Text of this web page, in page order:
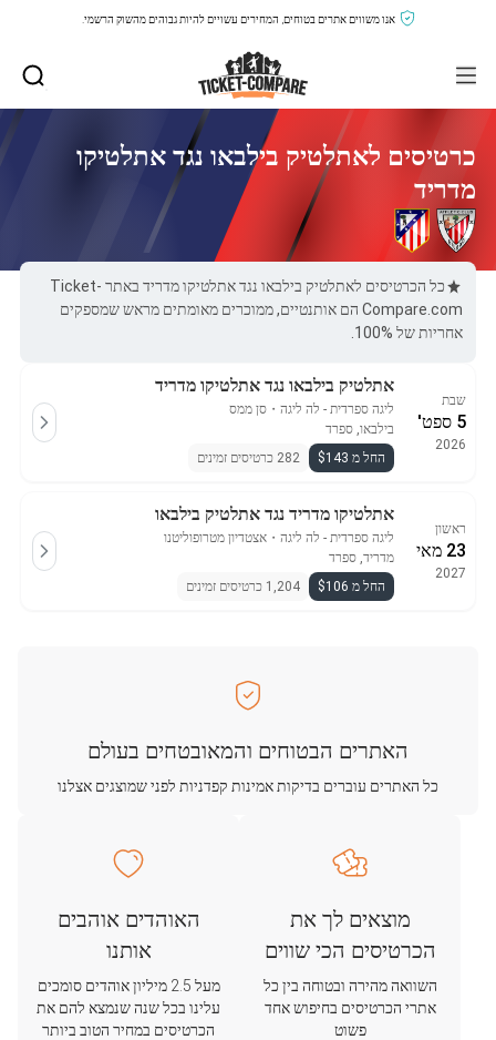
אנו משווים אתרים בטוחים, המחירים עשויים להיות גבוהים מהשוק הרשמי.
כרטיסים לאתלטיק בילבאו נגד אתלטיקו
מדריד
כל הכרטיסים לאתלטיק בילבאו נגד אתלטיקו מדריד באתר Ticket-
Compare.com הם אותנטיים, ממוכרים מאומתים מראש שמספקים
אחריות של 100%.
שבת
5 ספט'
2026
אתלטיק בילבאו נגד אתלטיקו מדריד
ליגה ספרדית - לה ליגה ・ סן ממס
בילבאו, ספרד
החל מ $143
282 כרטיסים זמינים
ראשון
23 מאי
2027
אתלטיקו מדריד נגד אתלטיק בילבאו
ליגה ספרדית - לה ליגה ・ אצטדיון מטרופוליטנו
מדריד, ספרד
החל מ $106
1,204 כרטיסים זמינים
האתרים הבטוחים והמאובטחים בעולם
כל האתרים עוברים בדיקות אמינות קפדניות לפני שמוצגים אצלנו
מוצאים לך את
הכרטיסים הכי שווים
השוואה מהירה ובטוחה בין כל
אתרי הכרטיסים בחיפוש אחד
פשוט
האוהדים אוהבים
אותנו
מעל 2.5 מיליון אוהדים סומכים
עלינו בכל שנה שנמצא להם את
הכרטיסים במחיר הטוב ביותר